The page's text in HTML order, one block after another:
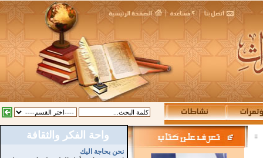
واحة الفكر والثقافة
نحن بحاجة اليك